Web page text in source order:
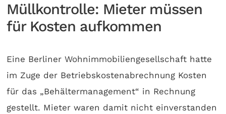
Müllkontrolle: Mieter müssen
für Kosten aufkommen
Eine Berliner Wohnimmobiliengesellschaft hatte
im Zuge der Betriebskostenabrechnung Kosten
für das „Behältermanagement“ in Rechnung
gestellt. Mieter waren damit nicht einverstanden